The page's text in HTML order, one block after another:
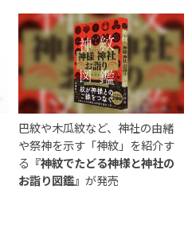
巴紋や木瓜紋など、神社の由緒
や祭神を示す「神紋」を紹介す
る 『神紋でたどる神様と神社の
お詣り図鑑』が発売